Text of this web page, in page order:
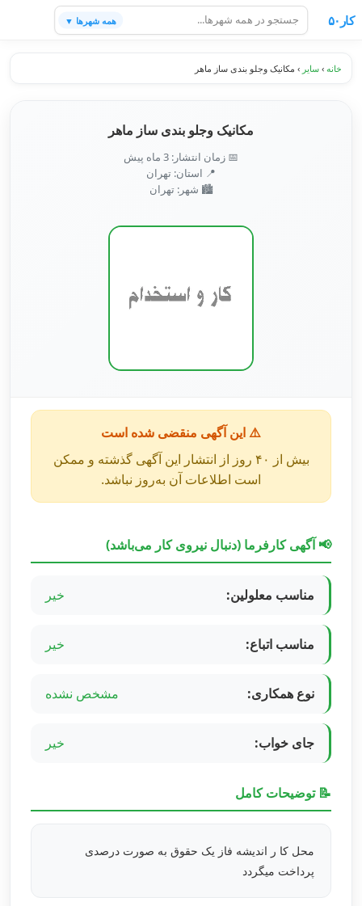
کار۵۰ همه شهرها ▼
خانه › سایر › مکانیک وجلو بندی ساز ماهر
مکانیک وجلو بندی ساز ماهر
📅 زمان انتشار: 3 ماه پیش
📍 استان: تهران
🏙️ شهر: تهران
⚠️ این آگهی منقضی شده است
بیش از ۴۰ روز از انتشار این آگهی گذشته و ممکن
است اطلاعات آن به‌روز نباشد.
📢 آگهی کارفرما (دنبال نیروی کار می‌باشد)
مناسب معلولین: خیر
مناسب اتباع: خیر
نوع همکاری: مشخص نشده
جای خواب: خیر
📝 توضیحات کامل
محل کا ر اندیشه فاز یک حقوق به صورت درصدی
پرداخت میگردد